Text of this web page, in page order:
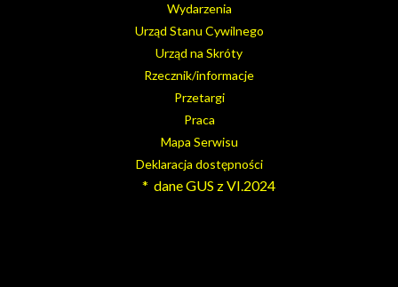
Wydarzenia
Urząd Stanu Cywilnego
Urząd na Skróty
Rzecznik/informacje
Przetargi
Praca
Mapa Serwisu
Deklaracja dostępności
* dane GUS z VI.2024